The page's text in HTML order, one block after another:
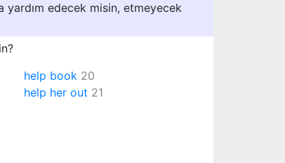
yardım edecek misin, etmeyecek
help book 20
help her out 21